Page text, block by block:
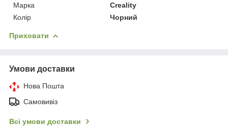
Марка
Creality
Колір
Чорний
Приховати
Умови доставки
Нова Пошта
Самовивіз
Всі умови доставки